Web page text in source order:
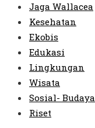
Jaga Wallacea
Kesehatan
Ekobis
Edukasi
Lingkungan
Wisata
Sosial- Budaya
Riset